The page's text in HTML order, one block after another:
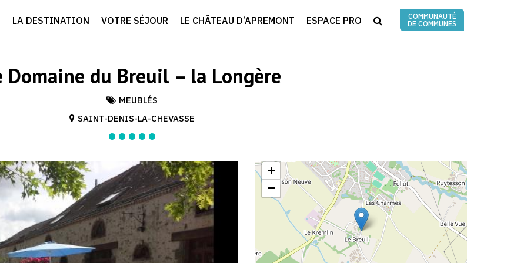
LA DESTINATION VOTRE SÉJOUR LE CHÂTEAU D’APREMONT ESPACE PRO RECHERCHE
COMMUNAUTÉ
DE COMMUNES
Domaine du Breuil – la Longère
MEUBLÉS
SAINT-DENIS-LA-CHEVASSE
+
−